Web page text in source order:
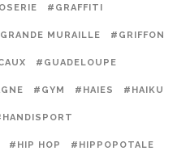
#GRAFFITI
MURAILLE #GRIFFON
#GUADELOUPE
#GYM #HAIES #HAIKU
#HIP HOP #HIPPOPOTALE